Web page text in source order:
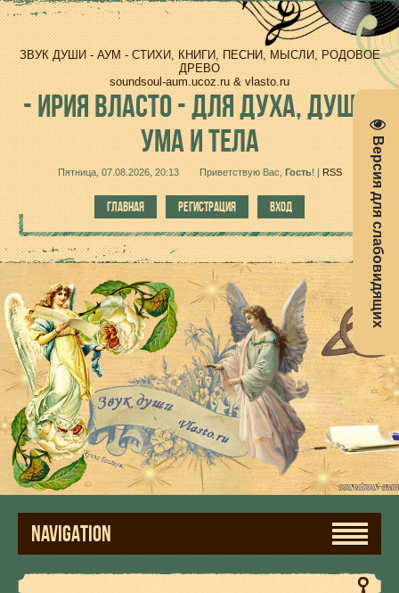
Версия для слабовидящих
ЗВУК ДУШИ - АУМ - СТИХИ, КНИГИ, ПЕСНИ, МЫСЛИ, РОДОВОЕ
ДРЕВО
soundsoul-aum.ucoz.ru & vlasto.ru
-ИРИЯ ВЛАСТО - ДЛЯ ДУХА, ДУШИ,
УМА И ТЕЛА
Пятница, 07.08.2026, 20:13 Приветствую Вас Гость!| RSS
ГЛАВНАЯ РЕГИСТРАЦИЯ ВХОД
NAVIGATION